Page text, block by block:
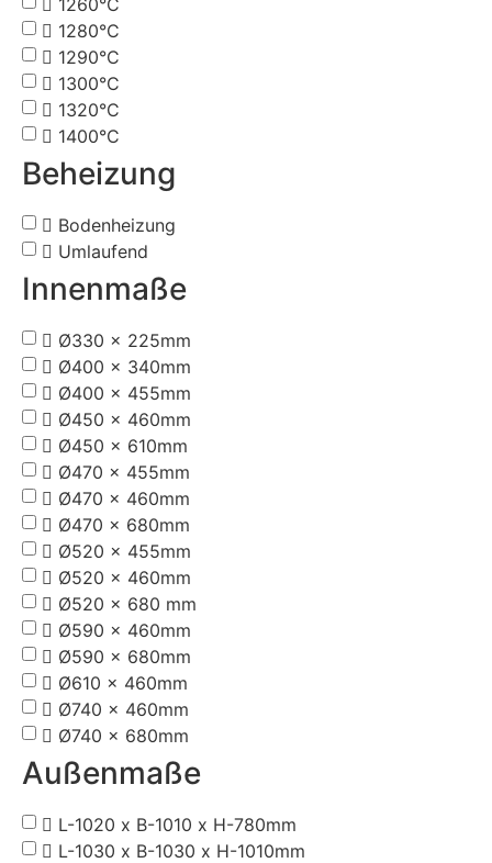
1280°C
1290°C
1300°C
1320°C
1400°C
Beheizung
Bodenheizung
Umlaufend
Innenmaße
Ø330 x 225mm
Ø400 x 340mm
Ø400 x 455mm
Ø450 x 460mm
Ø450 x 610mm
Ø470 x 455mm
Ø470 x 460mm
Ø470 x 680mm
Ø520 x 455mm
Ø520 x 460mm
Ø520 x 680 mm
Ø590 x 460mm
Ø590 x 680mm
Ø610 x 460mm
Ø740 x 460mm
Ø740 x 680mm
Außenmaße
L-1020 x B-1010 x H-780mm
L-1030 x B-1030 x H-1010mm